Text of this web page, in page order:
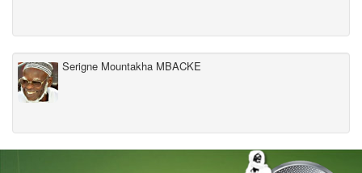
Serigne Mountakha MBACKE